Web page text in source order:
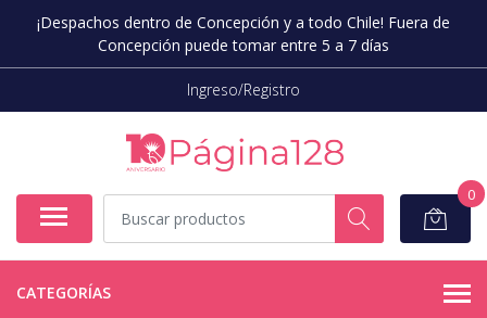
¡Despachos dentro de Concepción y a todo Chile! Fuera de
Concepción puede tomar entre 5 a 7 días
Ingreso/Registro
0
CATEGORÍAS